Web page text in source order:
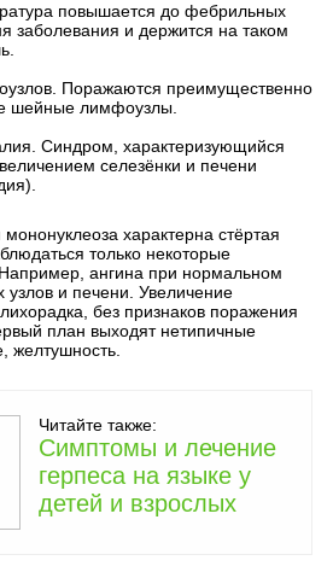
повышается до фебрильных
заболевания и держится на таком
Поражаются преимущественно
шейные лимфоузлы.
Синдром, характеризующийся
селезёнки и печени
характерна стёртая
только некоторые
ангина при нормальном
и печени. Увеличение
без признаков поражения
план выходят нетипичные
желтушность.
Читайте также:
Симптомы и лечение
герпеса на языке у
детей и взрослых